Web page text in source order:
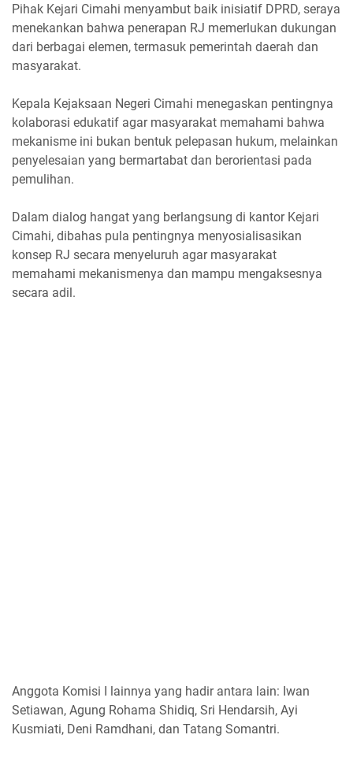
Pihak Kejari Cimahi menyambut baik inisiatif DPRD, seraya
menekankan bahwa penerapan RJ memerlukan dukungan
dari berbagai elemen, termasuk pemerintah daerah dan
masyarakat.
Kepala Kejaksaan Negeri Cimahi menegaskan pentingnya
kolaborasi edukatif agar masyarakat memahami bahwa
mekanisme ini bukan bentuk pelepasan hukum, melainkan
penyelesaian yang bermartabat dan berorientasi pada
pemulihan.
Dalam dialog hangat yang berlangsung di kantor Kejari
Cimahi, dibahas pula pentingnya menyosialisasikan
konsep RJ secara menyeluruh agar masyarakat
memahami mekanismenya dan mampu mengaksesnya
secara adil.
Anggota Komisi I lainnya yang hadir antara lain: Iwan
Setiawan, Agung Rohama Shidiq, Sri Hendarsih, Ayi
Kusmiati, Deni Ramdhani, dan Tatang Somantri.